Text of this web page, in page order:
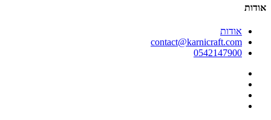
אודות
אודות
contact@karnicraft.com
0542147900